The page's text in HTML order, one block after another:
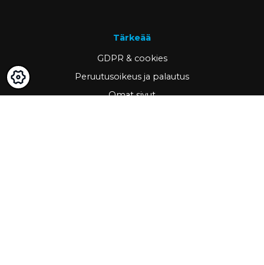
Tärkeää
GDPR & cookies
Peruutusoikeus ja palautus
Omat sivut